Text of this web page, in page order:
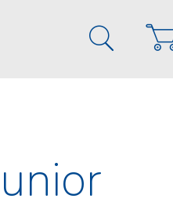
18:00
– 16:00